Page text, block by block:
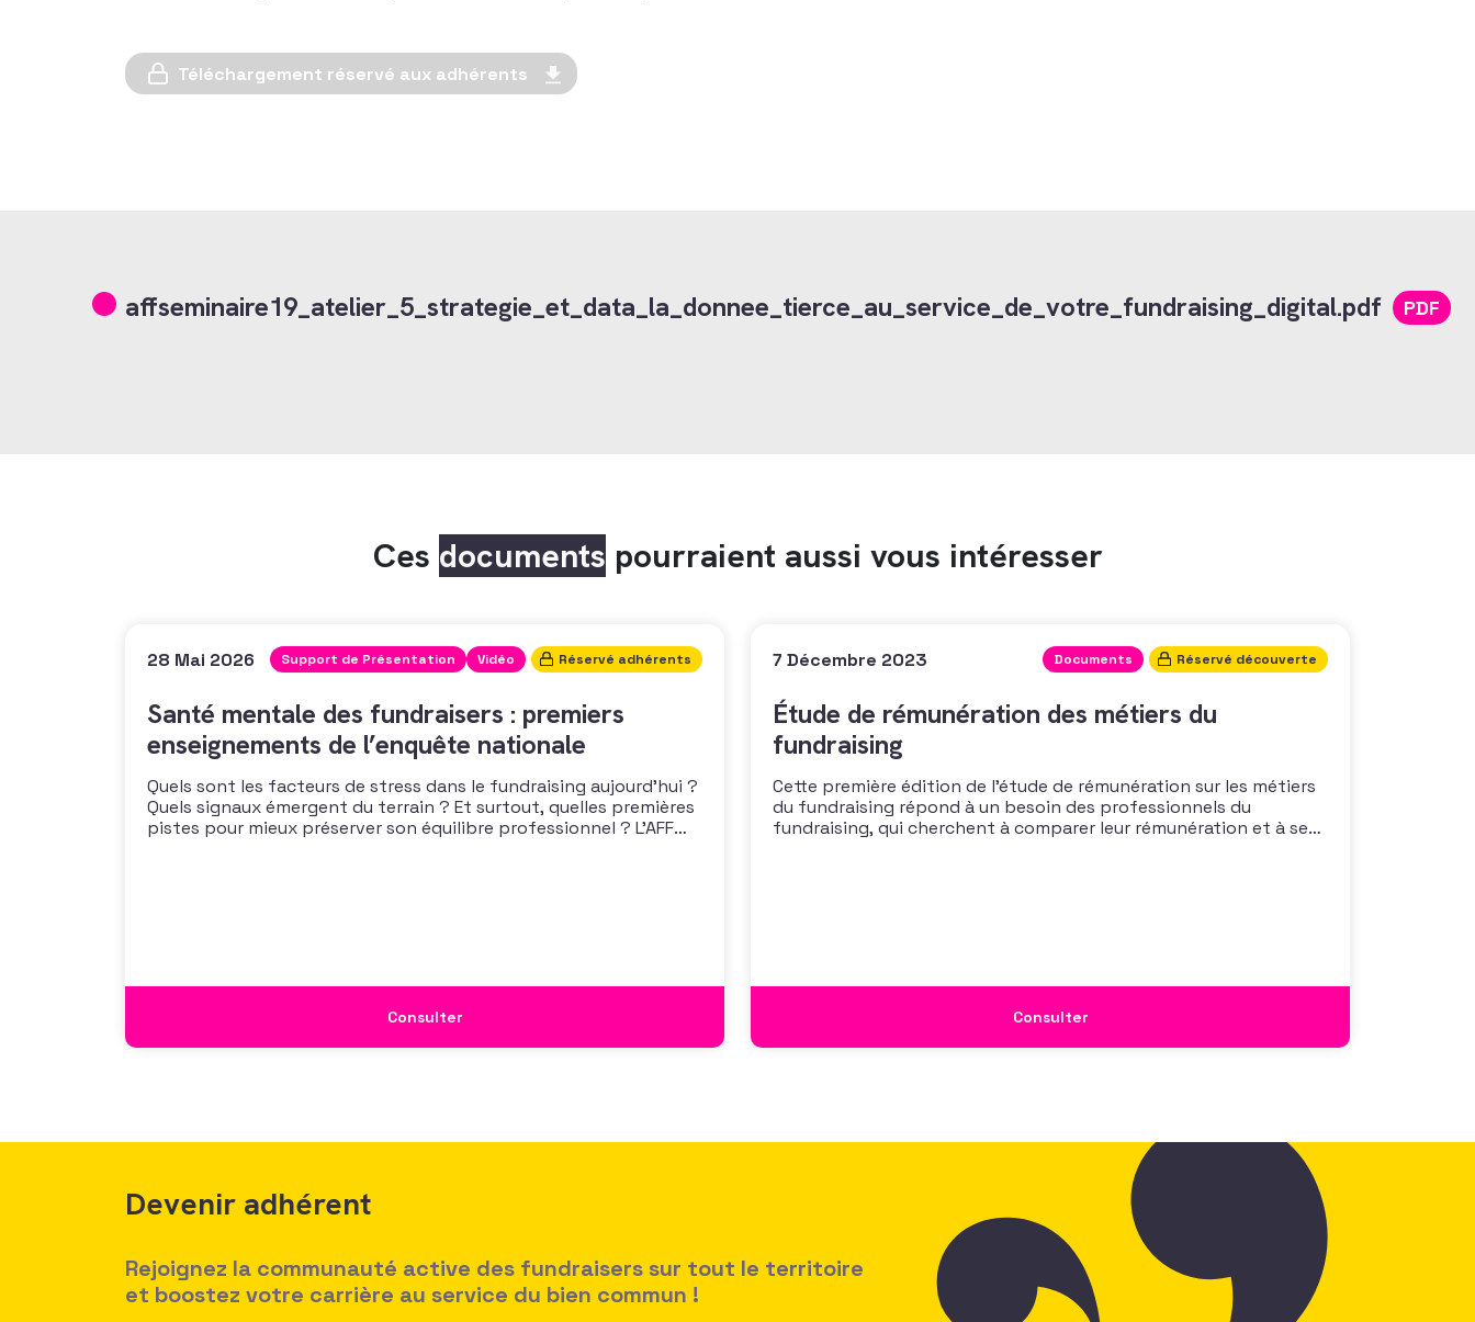
Téléchargement réservé aux adhérents
affseminaire19_atelier_5_strategie_et_data_la_donnee_tierce_au_service_de_votre_fundraising_digital.pdf PDF
Ces documents pourraient aussi vous intéresser
28 Mai 2026 Support de Présentation Vidéo Réservé adhérents
Santé mentale des fundraisers : premiers
enseignements de l’enquête nationale
Quels sont les facteurs de stress dans le fundraising aujourd’hui ?
Quels signaux émergent du terrain ? Et surtout, quelles premières
pistes pour mieux préserver son équilibre professionnel ? L’AFF
Consulter
7 Décembre 2023 Documents Réservé découverte
Étude de rémunération des métiers du
fundraising
Cette première édition de l’étude de rémunération sur les métiers
du fundraising répond à un besoin des professionnels du
fundraising, qui cherchent à comparer leur rémunération et à se
Consulter
Devenir adhérent
Rejoignez la communauté active des fundraisers sur tout le territoire
et boostez votre carrière au service du bien commun !